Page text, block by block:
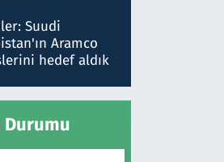
verdi, ben
Suudi
Aramco
hedef aldık
Durumu